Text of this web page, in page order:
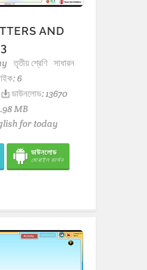
AND
তৃতীয় শ্রেণি সাধারন
6
ডাউনলোড: 13670
MB
for today
ডাউনলোড
মোবাইল ভার্সন